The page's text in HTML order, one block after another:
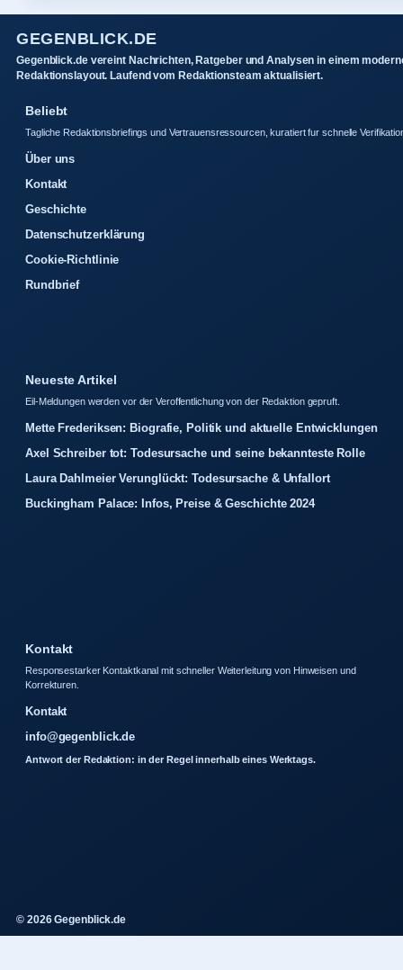
GEGENBLICK.DE
Gegenblick.de vereint Nachrichten, Ratgeber und Analysen in einem
Redaktionslayout. Laufend vom Redaktionsteam aktualisiert.
Beliebt
Tagliche Redaktionsbriefings und Vertrauensressourcen, kuratiert fur schnelle
Über uns
Kontakt
Geschichte
Datenschutzerklärung
Cookie-Richtlinie
Rundbrief
Neueste Artikel
Eil-Meldungen werden vor der Veroffentlichung von der Redaktion gepruft.
Mette Frederiksen: Biografie, Politik und aktuelle Entwicklungen
Axel Schreiber tot: Todesursache und seine bekannteste Rolle
Laura Dahlmeier Verunglückt: Todesursache & Unfallort
Buckingham Palace: Infos, Preise & Geschichte 2024
Kontakt
Responsestarker Kontaktkanal mit schneller Weiterleitung von Hinweisen und
Korrekturen.
Kontakt
info@gegenblick.de
Antwort der Redaktion: in der Regel innerhalb eines Werktags.
© 2026 Gegenblick.de